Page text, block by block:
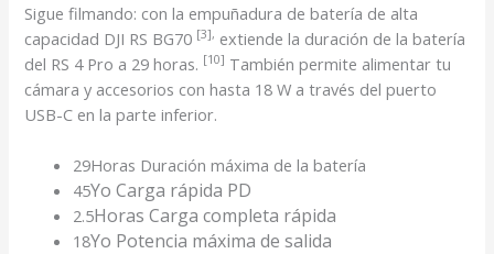
Sigue filmando: con la empuñadura de batería de alta
capacidad DJI RS BG70 [3], extiende la duración de la batería
del RS 4 Pro a 29horas. [10] También permite alimentar tu
cámara y accesorios con hasta 18 W a través del puerto
USB-C en la parte inferior.
29Horas Duración máxima de la batería
45YoCarga rápida PD
2.5HorasCarga completa rápida
18Yo Potencia máxima de salida